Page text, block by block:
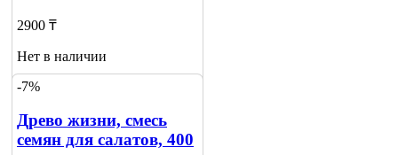
2900 ₸
Нет в наличии
Сообщить
1
-7%
Древо жизни, смесь
семян для салатов, 400